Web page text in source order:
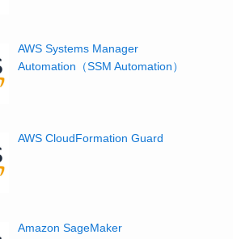
AWS Systems Manager
Automation（SSM Automation）
AWS CloudFormation Guard
Amazon SageMaker